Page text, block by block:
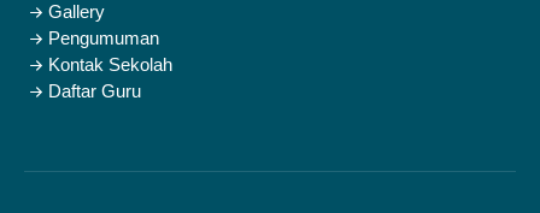
Gallery
Pengumuman
Kontak Sekolah
Daftar Guru